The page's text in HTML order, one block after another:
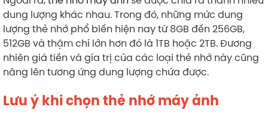
dung lượng khác nhau. Trong đó, những mức dung
lượng thẻ nhớ phổ biến hiện nay từ 8GB đến 256GB,
512GB và thậm chí lớn hơn đó là 1TB hoặc 2TB. Đương
nhiên giá tiền và gía trị của các loại thẻ nhớ này cũng
nâng lên tương ứng dung lượng chứa được.
Lưu ý khi chọn thẻ nhớ máy ảnh